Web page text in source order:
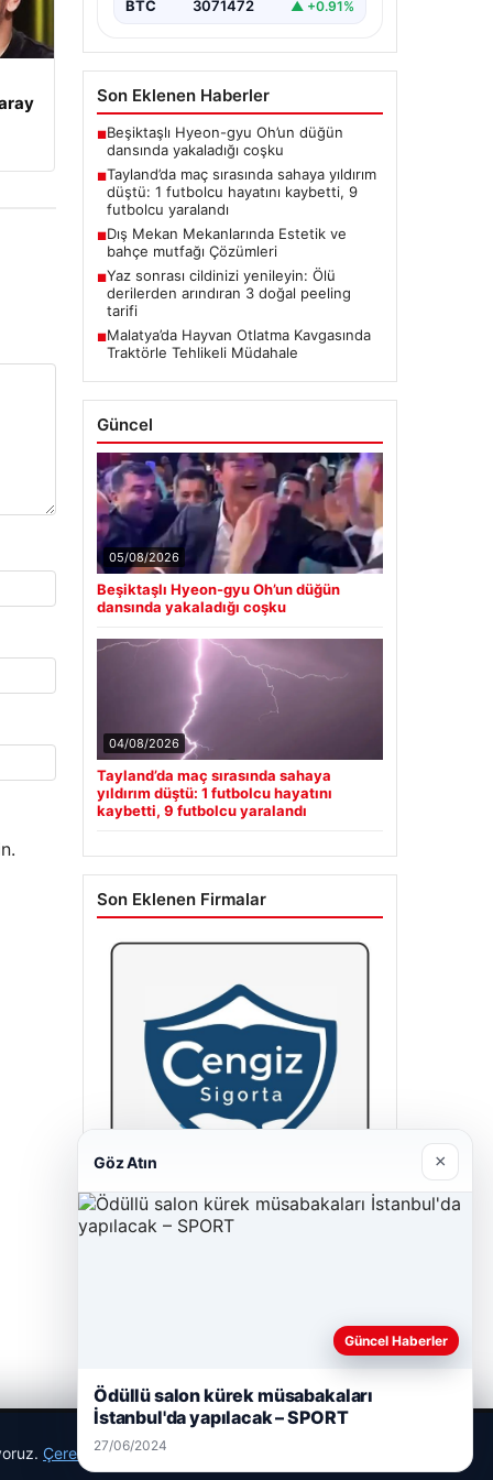
BTC 3071472 ▲ +0.91%
Son Eklenen Haberler
■Beşiktaşlı Hyeon-gyu Oh’un düğün
dansında yakaladığı coşku
■Tayland’da maç sırasında sahaya yıldırım
düştü: 1 futbolcu hayatını kaybetti, 9
futbolcu yaralandı
■Dış Mekan Mekanlarında Estetik ve
bahçe mutfağı Çözümleri
■Yaz sonrası cildinizi yenileyin: Ölü
derilerden arındıran 3 doğal peeling
tarifi
■Malatya’da Hayvan Otlatma Kavgasında
Traktörle Tehlikeli Müdahale
Güncel
05/08/2026
Beşiktaşlı Hyeon-gyu Oh’un düğün
dansında yakaladığı coşku
04/08/2026
Tayland’da maç sırasında sahaya
yıldırım düştü: 1 futbolcu hayatını
kaybetti, 9 futbolcu yaralandı
Son Eklenen Firmalar
Cengiz Sigorta
Çerez Politikamız
Göz Atın ×
Güncel Haberler
Ödüllü salon kürek müsabakaları
İstanbul'da yapılacak – SPORT
27/06/2024